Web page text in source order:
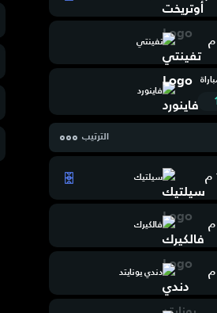
1
فاينورد
تفينتي
الترتيب
سيلتيك
فالكيرك
دندي يونايتد